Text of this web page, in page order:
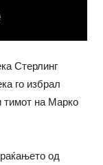
Стерлинг
го избрал
тимот на Марко
од